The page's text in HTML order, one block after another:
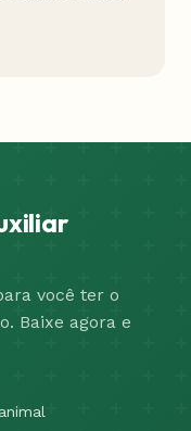
você ter o
Baixe agora e